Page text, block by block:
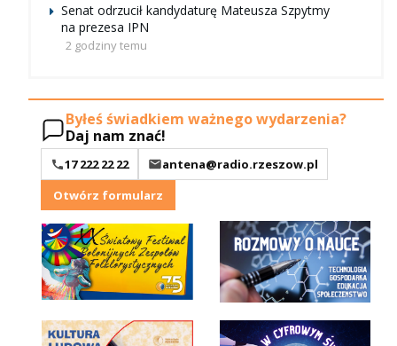
Senat odrzucił kandydaturę Mateusza Szpytmy
na prezesa IPN
2 godziny temu
Byłeś świadkiem ważnego wydarzenia?
Daj nam znać!
17 222 22 22
antena@radio.rzeszow.pl
Otwórz formularz